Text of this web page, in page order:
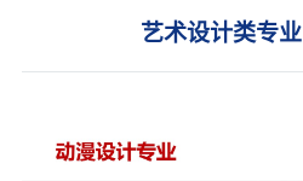
艺术设计类专业